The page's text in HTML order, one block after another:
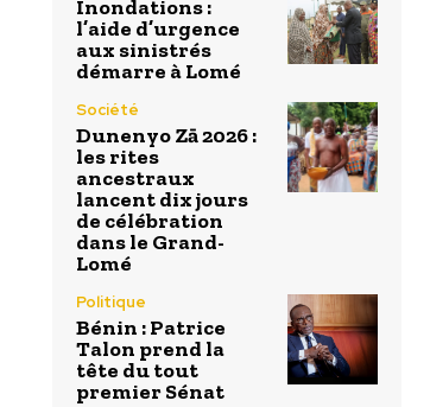
Inondations :
l’aide d’urgence
aux sinistrés
démarre à Lomé
Société
Dunenyo Zā 2026 :
les rites
ancestraux
lancent dix jours
de célébration
dans le Grand-
Lomé
Politique
Bénin : Patrice
Talon prend la
tête du tout
premier Sénat